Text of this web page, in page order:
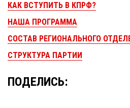
КАК ВСТУПИТЬ В КПРФ?
НАША ПРОГРАММА
СОСТАВ РЕГИОНАЛЬНОГО
СТРУКТУРА ПАРТИИ
ПОДЕЛИСЬ: